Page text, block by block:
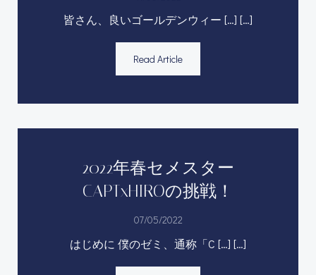
皆さん、良いゴールデンウィー […] […]
Read Article
2022年春セメスター
CAPTxHIROの挑戦！
07/05/2022
はじめに 僕のゼミ、通称「C […] […]